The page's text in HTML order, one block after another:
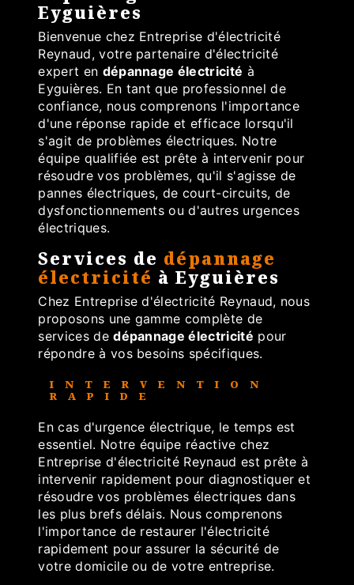
Eyguières
Bienvenue chez Entreprise d'électricité
Reynaud, votre partenaire d'électricité
expert en dépannage électricité à
Eyguières. En tant que professionnel de
confiance, nous comprenons l'importance
d'une réponse rapide et efficace lorsqu'il
s'agit de problèmes électriques. Notre
équipe qualifiée est prête à intervenir pour
résoudre vos problèmes, qu'il s'agisse de
pannes électriques, de court-circuits, de
dysfonctionnements ou d'autres urgences
électriques.
Services de dépannage
électricité à Eyguières
Chez Entreprise d'électricité Reynaud, nous
proposons une gamme complète de
services dedépannage électricité pour
répondre à vos besoins spécifiques.
INTERVENTION
RAPIDE
En cas d'urgence électrique, le temps est
essentiel. Notre équipe réactive chez
Entreprise d'électricité Reynaud est prête à
intervenir rapidement pour diagnostiquer et
résoudre vos problèmes électriques dans
les plus brefs délais. Nous comprenons
l'importance de restaurer l'électricité
rapidement pour assurer la sécurité de
votre domicile ou de votre entreprise.